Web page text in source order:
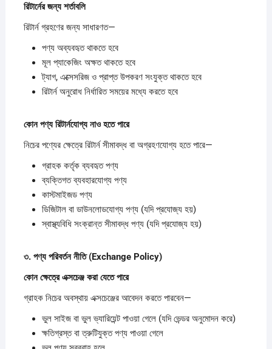
রিটার্নেরজন্যশর্তাবলি
রিটার্ন গ্রহণের জন্য সাধারণত—
পণ্য অব্যবহৃত থাকতে হবে
মূল প্যাকেজিং অক্ষত থাকতে হবে
ট্যাগ, এক্সেসরিজ ও প্রাপ্ত উপকরণ সংযুক্ত থাকতে হবে
রিটার্ন অনুরোধ নির্ধারিত সময়ের মধ্যে করতে হবে
কোনপণ্যরিটার্নযোগ্যনাওহতেপারে
নিচের পণ্যের ক্ষেত্রে রিটার্ন সীমাবদ্ধ বা অগ্রহণযোগ্য হতে পারে—
গ্রাহক কর্তৃক ব্যবহৃত পণ্য
ব্যক্তিগত ব্যবহারযোগ্য পণ্য
কাস্টমাইজড পণ্য
ডিজিটাল বা ডাউনলোডযোগ্য পণ্য (যদি প্রযোজ্য হয়)
স্বাস্থ্যবিধি সংক্রান্ত সীমাবদ্ধ পণ্য (যদি প্রযোজ্য হয়)
৩. পণ্যপরিবর্তননীতি (Exchange Policy)
কোনক্ষেত্রেএক্সচেঞ্জ করাযেতেপারে
গ্রাহক নিচের অবস্থায় এক্সচেঞ্জের আবেদন করতে পারবেন—
ভুল সাইজ বা ভুল ভ্যারিয়েন্ট পাওয়া গেলে (যদি ভেন্ডর অনুমোদন করে)
ক্ষতিগ্রস্ত বা ত্রুটিযুক্ত পণ্য পাওয়া গেলে